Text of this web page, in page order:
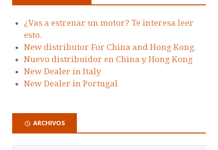
¿Vas a estrenar un motor? Te interesa leer
esto.
New distributor For China and Hong Kong.
Nuevo distribuidor en China y Hong Kong
New Dealer in Italy
New Dealer in Portugal
ARCHIVOS